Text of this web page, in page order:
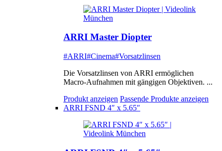
ARRI Master Diopter
#ARRI#Cinema#Vorsatzlinsen
Die Vorsatzlinsen von ARRI ermöglichen
Macro-Aufnahmen mit gängigen Objektiven. ...
Produkt anzeigen Passende Produkte anzeigen
ARRI FSND 4″ x 5.65″